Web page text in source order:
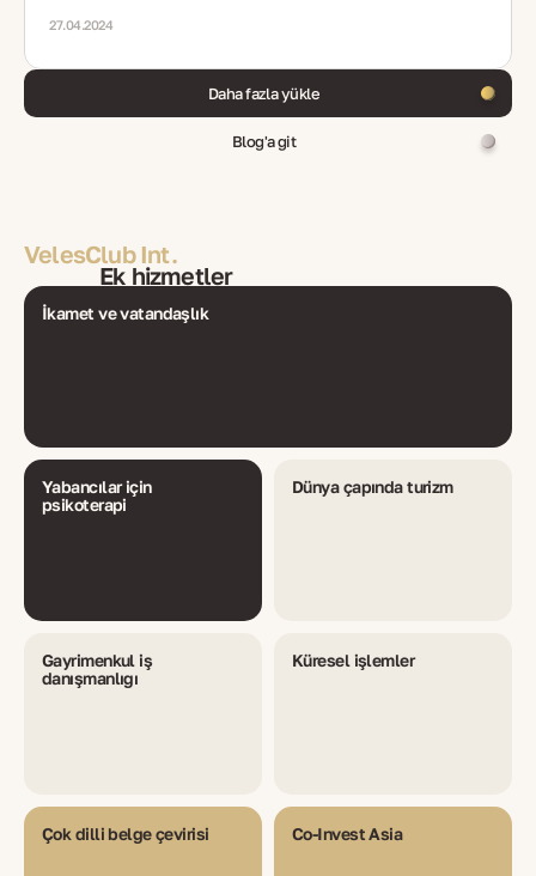
27.04.2024
Daha fazla yükle
Blog'a git
VelesClub Int.
Ek hizmetler
İkamet ve vatandaşlık
Yabancılar için
psikoterapi
Dünya çapında turizm
Gayrimenkul iş
danışmanlığı
Küresel işlemler
Çok dilli belge çevirisi Co-Invest Asia